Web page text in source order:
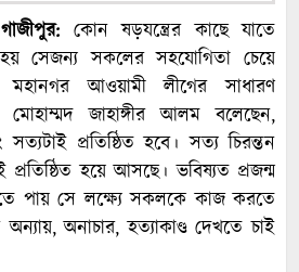
কোন ষড়যন্ত্রের কাছে যাতে
সেজন্য সকলের সহযোগিতা চেয়ে
আওয়ামী লীগের সাধারণ
জাহাঙ্গীর আলম বলেছেন,
প্রতিষ্ঠিত হবে। সত্য চিরন্তন
হয়ে আসছে। ভবিষ্যত প্রজন্ম
পায় সে লক্ষ্যে সকলকে কাজ করতে
অনাচার, হত্যাকাণ্ড দেখতে চাই